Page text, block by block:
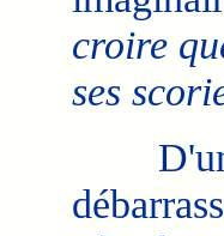
croire
ses
D'une